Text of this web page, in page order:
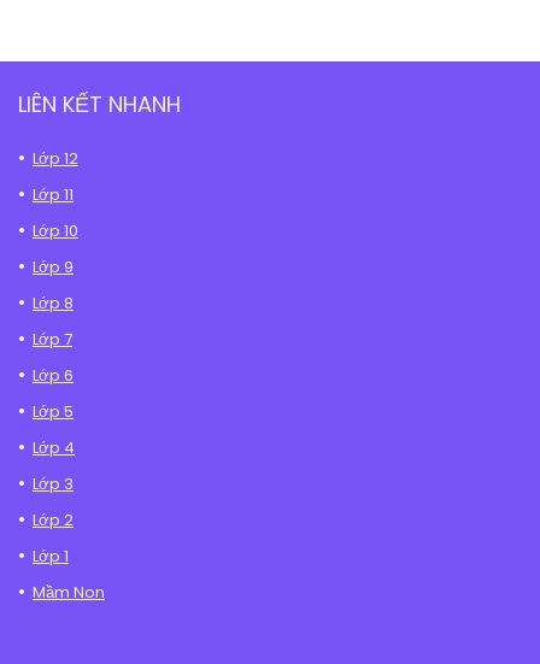
LIÊN KẾT NHANH
Lớp 12
Lớp 11
Lớp 10
Lớp 9
Lớp 8
Lớp 7
Lớp 6
Lớp 5
Lớp 4
Lớp 3
Lớp 2
Lớp 1
Mầm Non